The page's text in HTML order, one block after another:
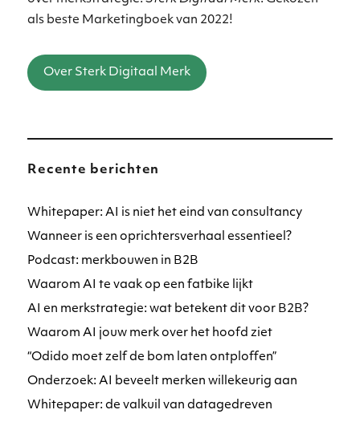
als beste Marketingboek van 2022!
Over Sterk Digitaal Merk
Recente berichten
Whitepaper: AI is niet het eind van consultancy
Wanneer is een oprichtersverhaal essentieel?
Podcast: merkbouwen in B2B
Waarom AI te vaak op een fatbike lijkt
AI en merkstrategie: wat betekent dit voor B2B?
Waarom AI jouw merk over het hoofd ziet
“Odido moet zelf de bom laten ontploffen”
Onderzoek: AI beveelt merken willekeurig aan
Whitepaper: de valkuil van datagedreven